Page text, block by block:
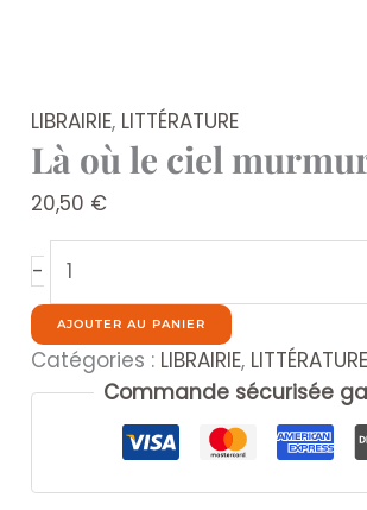
LIBRAIRIE, LITTÉRATURE
Là où le ciel
20,50 €
-
de
Là
où
murmure.
AJOUTER AU PANIER
Catégories : LIBRAIRIE, LITTÉRATURE
Commande sécurisée